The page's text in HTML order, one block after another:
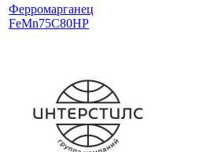
Ферромарганец
FeMn75C80HP